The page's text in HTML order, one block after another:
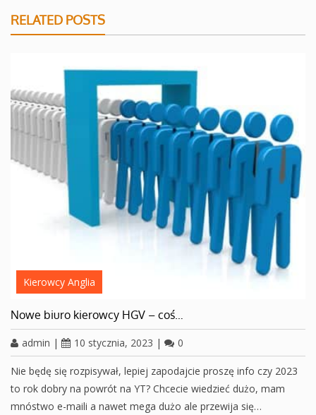
RELATED POSTS
Kierowcy Anglia
Nowe biuro kierowcy HGV – coś…
admin | 10 stycznia, 2023 | 0
Nie będę się rozpisywał, lepiej zapodajcie proszę info czy 2023
to rok dobry na powrót na YT? Chcecie wiedzieć dużo, mam
mnóstwo e-maili a nawet mega dużo ale przewija się…